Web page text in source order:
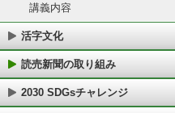
講義内容
活字文化
読売新聞の取り組み
2030 SDGsチャレンジ